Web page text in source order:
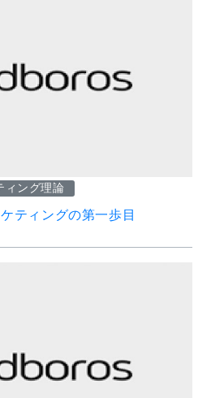
ィング理論
ティングの第一歩目